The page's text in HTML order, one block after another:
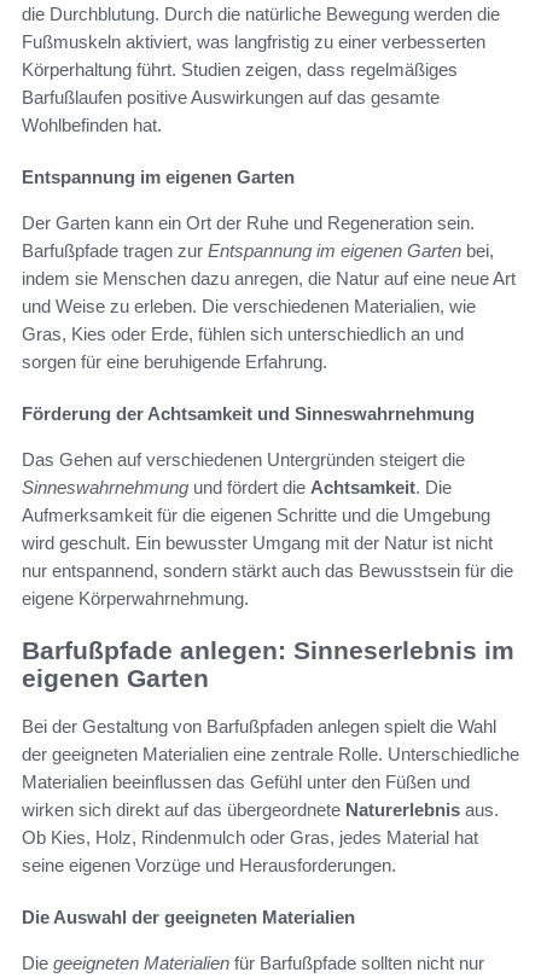
die Durchblutung. Durch die natürliche Bewegung werden die
Fußmuskeln aktiviert, was langfristig zu einer verbesserten
Körperhaltung führt. Studien zeigen, dass regelmäßiges
Barfußlaufen positive Auswirkungen auf das gesamte
Wohlbefinden hat.
Entspannung im eigenen Garten
Der Garten kann ein Ort der Ruhe und Regeneration sein.
Barfußpfade tragen zur Entspannung im eigenen Garten bei,
indem sie Menschen dazu anregen, die Natur auf eine neue Art
und Weise zu erleben. Die verschiedenen Materialien, wie
Gras, Kies oder Erde, fühlen sich unterschiedlich an und
sorgen für eine beruhigende Erfahrung.
Förderung der Achtsamkeit und Sinneswahrnehmung
Das Gehen auf verschiedenen Untergründen steigert die
Sinneswahrnehmung und fördert die Achtsamkeit. Die
Aufmerksamkeit für die eigenen Schritte und die Umgebung
wird geschult. Ein bewusster Umgang mit der Natur ist nicht
nur entspannend, sondern stärkt auch das Bewusstsein für die
eigene Körperwahrnehmung.
Barfußpfade anlegen: Sinneserlebnis im
eigenen Garten
Bei der Gestaltung von Barfußpfaden anlegen spielt die Wahl
der geeigneten Materialien eine zentrale Rolle. Unterschiedliche
Materialien beeinflussen das Gefühl unter den Füßen und
wirken sich direkt auf das übergeordnete Naturerlebnis aus.
Ob Kies, Holz, Rindenmulch oder Gras, jedes Material hat
seine eigenen Vorzüge und Herausforderungen.
Die Auswahl der geeigneten Materialien
Die geeigneten Materialien für Barfußpfade sollten nicht nur